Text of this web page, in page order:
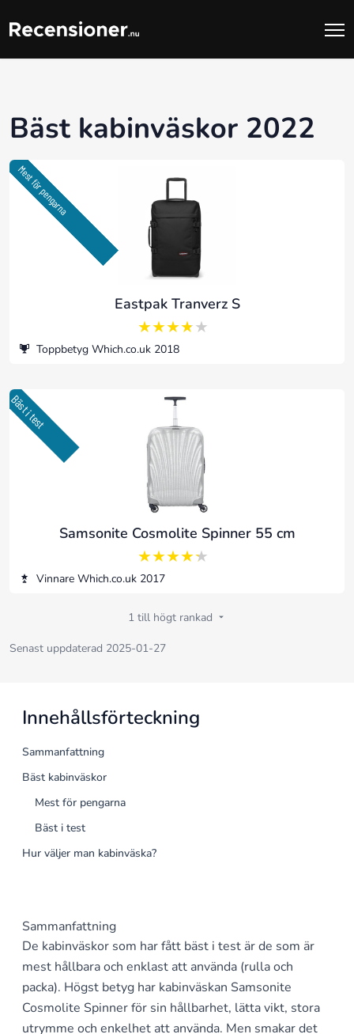
Bäst kabinväskor 2022
Mest för pengarna
Eastpak Tranverz S
3.75 av 5
Toppbetyg Which.co.uk 2018
Bäst i test
Samsonite Cosmolite Spinner 55 cm
4.25 av 5
Vinnare Which.co.uk 2017
1 till högt rankad
Senast uppdaterad 2025-01-27
Innehållsförteckning
Sammanfattning
Bäst kabinväskor
Mest för pengarna
Bäst i test
Hur väljer man kabinväska?
Sammanfattning
De kabinväskor som har fått bäst i test är de som är
mest hållbara och enklast att använda (rulla och
packa). Högst betyg har kabinväskan Samsonite
Cosmolite Spinner för sin hållbarhet, lätta vikt, stora
utrymme och enkelhet att använda. Men smakar det